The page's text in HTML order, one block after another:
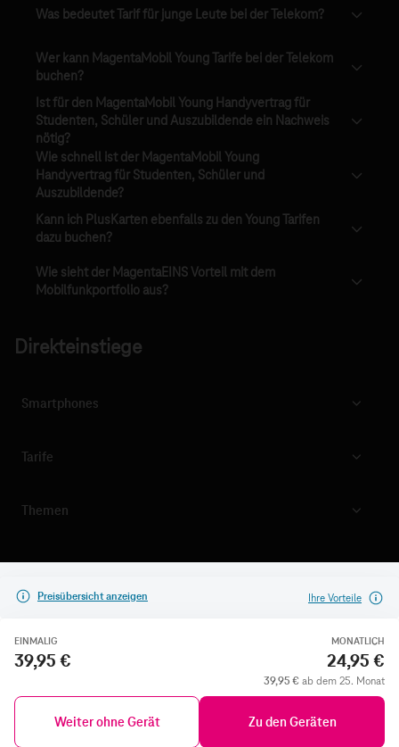
Was bedeutet Tarif für junge Leute bei der Telekom?
Wer kann MagentaMobil Young Tarife bei der Telekom
buchen?
Ist für den MagentaMobil Young Handyvertrag für
Studenten, Schüler und Auszubildende ein Nachweis
nötig?
Wie schnell ist der MagentaMobil Young
Handyvertrag für Studenten, Schüler und
Auszubildende?
Kann ich PlusKarten ebenfalls zu den Young Tarifen
dazu buchen?
Wie sieht der MagentaEINS Vorteil mit dem
Mobilfunkportfolio aus?
Direkteinstiege
Smartphones
Tarife
Themen
Preisübersicht anzeigen Ihre Vorteile
EINMALIG
39,95 €
MONATLICH
24,95 €
39,95 € ab dem 25. Monat
Zu den Geräten
Weiter ohne Gerät